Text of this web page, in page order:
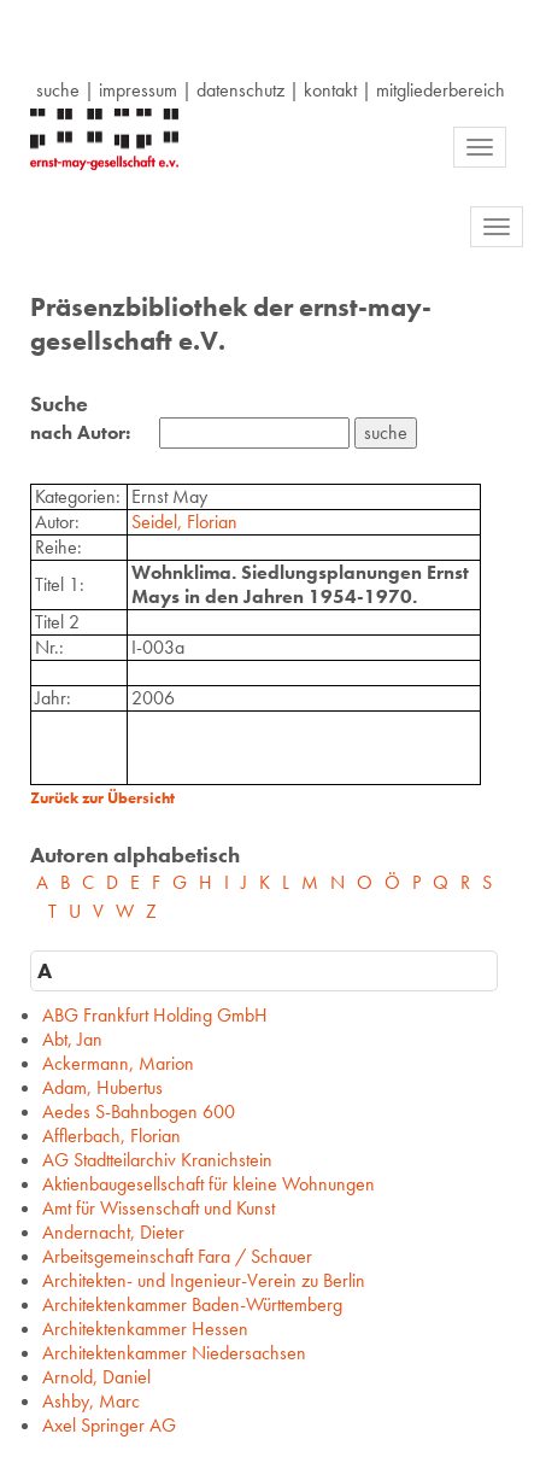
suche | impressum | datenschutz| kontakt| mitgliederbereich
Toggle
Präsenzbibliothek der ernst-may-
gesellschaft e.V.
Suche
nach Autor:
Kategorien: Ernst May
Autor:
Seidel, Florian
Reihe:
Titel 1:
Wohnklima. Siedlungsplanungen Ernst
Mays in den Jahren 1954-1970.
Titel 2
Nr.:
I-003a
Jahr:
2006
Zurück zur Übersicht
Autoren alphabetisch
A B C D E F G H I J K L M N O Ö P Q R S
T U V W Z
A
ABG Frankfurt Holding GmbH
Abt, Jan
Ackermann, Marion
Adam, Hubertus
Aedes S-Bahnbogen 600
Afflerbach, Florian
AG Stadtteilarchiv Kranichstein
Aktienbaugesellschaft für kleine Wohnungen
Amt für Wissenschaft und Kunst
Andernacht, Dieter
Arbeitsgemeinschaft Fara / Schauer
Architekten- und Ingenieur-Verein zu Berlin
Architektenkammer Baden-Württemberg
Architektenkammer Hessen
Architektenkammer Niedersachsen
Arnold, Daniel
Ashby, Marc
Axel Springer AG